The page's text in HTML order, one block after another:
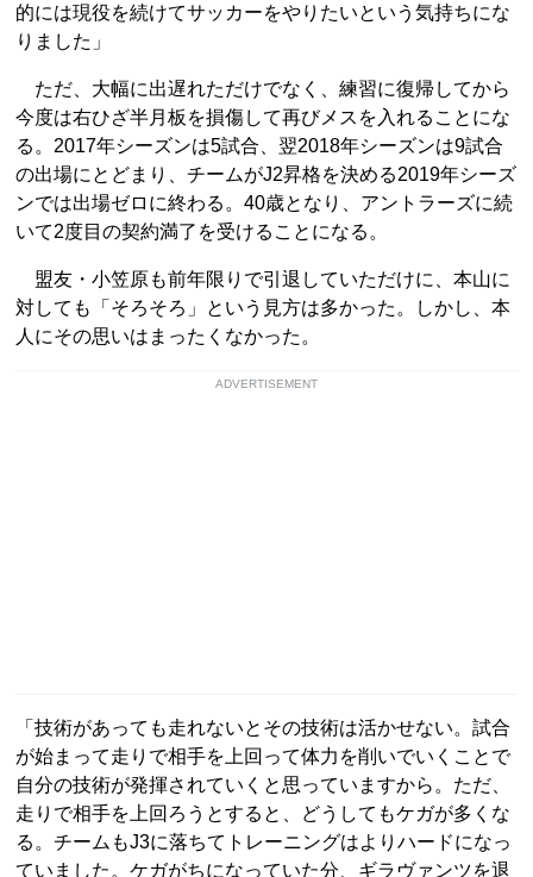
的には現役を続けてサッカーをやりたいという気持ちにな
りました」
ただ、大幅に出遅れただけでなく、練習に復帰してから
今度は右ひざ半月板を損傷して再びメスを入れることにな
る。2017年シーズンは5試合、翌2018年シーズンは9試合
の出場にとどまり、チームがJ2昇格を決める2019年シーズ
ンでは出場ゼロに終わる。40歳となり、アントラーズに続
いて2度目の契約満了を受けることになる。
盟友・小笠原も前年限りで引退していただけに、本山に
対しても「そろそろ」という見方は多かった。しかし、本
人にその思いはまったくなかった。
ADVERTISEMENT
「技術があっても走れないとその技術は活かせない。試合
が始まって走りで相手を上回って体力を削いでいくことで
自分の技術が発揮されていくと思っていますから。ただ、
走りで相手を上回ろうとすると、どうしてもケガが多くな
る。チームもJ3に落ちてトレーニングはよりハードになっ
ていました。ケガがちになっていた分、ギラヴァンツを退